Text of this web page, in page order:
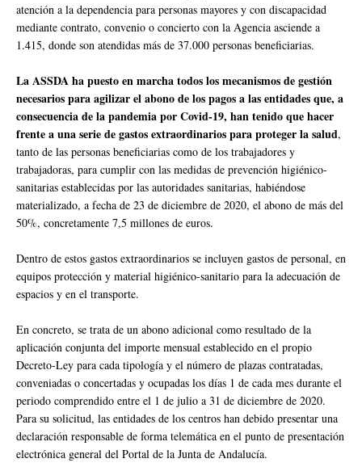
atención a la dependencia para personas mayores y con discapacidad
mediante contrato, convenio o concierto con la Agencia asciende a
1.415, donde son atendidas más de 37.000 personas beneficiarias.
La ASSDA ha puesto en marcha todos los mecanismos de gestión
necesarios para agilizar el abono de los pagos a las entidades que, a
consecuencia de la pandemia por Covid-19, han tenido que hacer
frente a una serie de gastos extraordinarios para proteger la salud,
tanto de las personas beneficiarias como de los trabajadores y
trabajadoras, para cumplir con las medidas de prevención higiénico-
sanitarias establecidas por las autoridades sanitarias, habiéndose
materializado, a fecha de 23 de diciembre de 2020, el abono de más del
50%, concretamente 7,5 millones de euros.
Dentro de estos gastos extraordinarios se incluyen gastos de personal, en
equipos protección y material higiénico-sanitario para la adecuación de
espacios y en el transporte.
En concreto, se trata de un abono adicional como resultado de la
aplicación conjunta del importe mensual establecido en el propio
Decreto-Ley para cada tipología y el número de plazas contratadas,
conveniadas o concertadas y ocupadas los días 1 de cada mes durante el
periodo comprendido entre el 1 de julio a 31 de diciembre de 2020.
Para su solicitud, las entidades de los centros han debido presentar una
declaración responsable de forma telemática en el punto de presentación
electrónica general del Portal de la Junta de Andalucía.